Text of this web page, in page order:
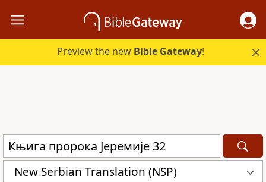
Preview the new Bible Gateway!
New Serbian Translation (NSP)